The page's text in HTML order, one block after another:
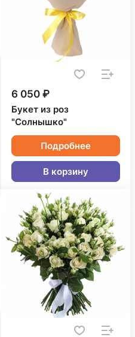
6 050 ₽
Букет из роз
"Солнышко"
Подробнее
В корзину